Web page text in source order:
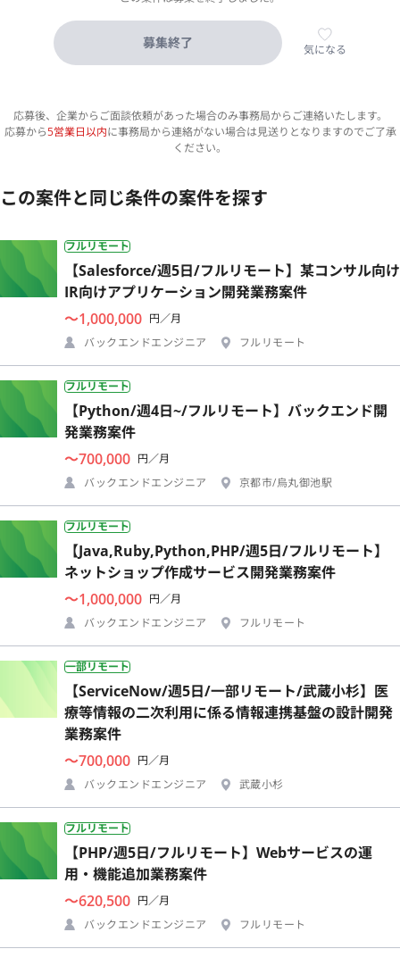
募集終了 気になる
応募後、企業からご面談依頼があった場合のみ事務局からご連絡いたします。
応募から5営業日以内に事務局から連絡がない場合は見送りとなりますのでご了承
ください。
この案件と同じ条件の案件を探す
フルリモート
【Salesforce/週5日/フルリモート】某コンサル向け
IR向けアプリケーション開発業務案件
〜1,000,000 円／月
バックエンドエンジニア
フルリモート
フルリモート
【Python/週4日~/フルリモート】バックエンド開
発業務案件
〜700,000 円／月
バックエンドエンジニア
京都市/烏丸御池駅
フルリモート
【Java,Ruby,Python,PHP/週5日/フルリモート】
ネットショップ作成サービス開発業務案件
〜1,000,000 円／月
バックエンドエンジニア
フルリモート
一部リモート
【ServiceNow/週5日/一部リモート/武蔵小杉】医
療等情報の二次利用に係る情報連携基盤の設計開発
業務案件
〜700,000 円／月
バックエンドエンジニア
武蔵小杉
フルリモート
【PHP/週5日/フルリモート】Webサービスの運
用・機能追加業務案件
〜620,500 円／月
バックエンドエンジニア
フルリモート